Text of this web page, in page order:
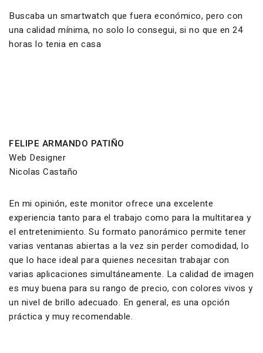
Buscaba un smartwatch que fuera económico, pero con
una calidad mínima, no solo lo consegui, si no que en 24
horas lo tenia en casa
FELIPE ARMANDO PATIÑO
Web Designer
Nicolas Castaño
En mi opinión, este monitor ofrece una excelente
experiencia tanto para el trabajo como para la multitarea y
el entretenimiento. Su formato panorámico permite tener
varias ventanas abiertas a la vez sin perder comodidad, lo
que lo hace ideal para quienes necesitan trabajar con
varias aplicaciones simultáneamente. La calidad de imagen
es muy buena para su rango de precio, con colores vivos y
un nivel de brillo adecuado. En general, es una opción
práctica y muy recomendable.